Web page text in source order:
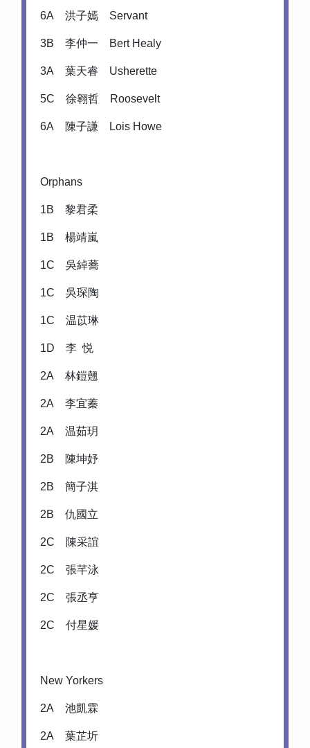
6A 洪子嫣 Servant
3B 李仲一 Bert Healy
3A 葉天睿 Usherette
5C 徐翱哲 Roosevelt
6A 陳子謙 Lois Howe
Orphans
1B 黎君柔
1B 楊靖嵐
1C 吳綽蕎
1C 吳琛陶
1C 温苡琳
1D 李 悦
2A 林鎧翹
2A 李宜蓁
2A 温茹玥
2B 陳坤妤
2B 簡子淇
2B 仇國立
2C 陳采誼
2C 張芊泳
2C 張丞亨
2C 付星媛
New Yorkers
2A 池凱霖
2A 葉芷圻